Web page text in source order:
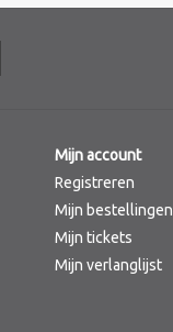
Mijn account
Registreren
Mijn bestellingen
Mijn tickets
Mijn verlanglijst